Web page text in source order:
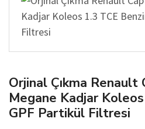
Orjinal Çıkma
Megane Kadjar
GPF Partikül Filtresi